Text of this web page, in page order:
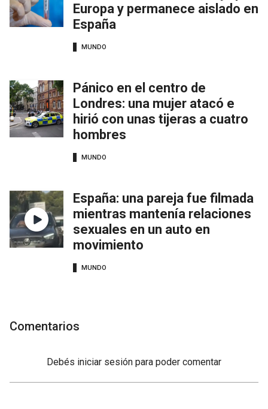
Europa y permanece aislado en
España
MUNDO
Pánico en el centro de
Londres: una mujer atacó e
hirió con unas tijeras a cuatro
hombres
MUNDO
España: una pareja fue filmada
mientras mantenía relaciones
sexuales en un auto en
movimiento
MUNDO
Comentarios
Debés iniciar sesión para poder comentar